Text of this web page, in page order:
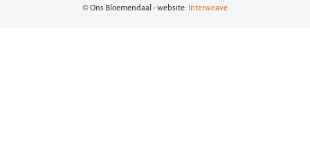
© Ons Bloemendaal - website: Interweave